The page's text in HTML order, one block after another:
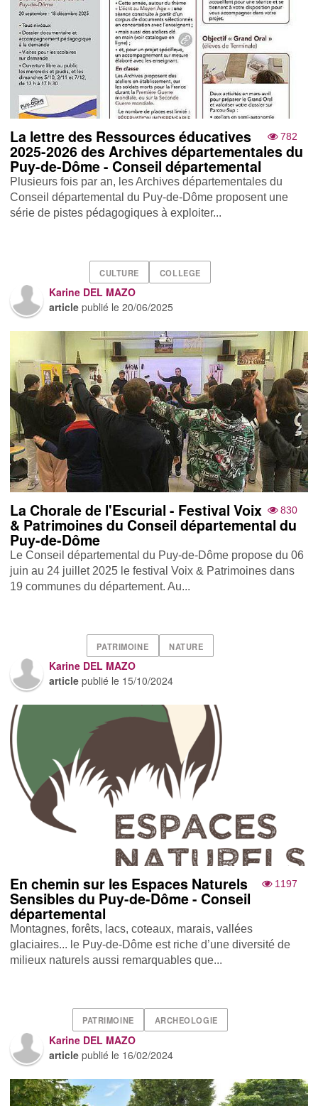
782
La lettre des Ressources éducatives
2025-2026 des Archives départementales du
Puy-de-Dôme - Conseil départemental
Plusieurs fois par an, les Archives départementales du
Conseil départemental du Puy-de-Dôme proposent une
série de pistes pédagogiques à exploiter...
CULTURE COLLEGE
Karine DEL MAZO
article publié le20/06/2025
830
La Chorale de l'Escurial - Festival Voix
& Patrimoines du Conseil départemental du
Puy-de-Dôme
Le Conseil départemental du Puy-de-Dôme propose du 06
juin au 24 juillet 2025 le festival Voix & Patrimoines dans
19 communes du département. Au...
PATRIMOINE NATURE
Karine DEL MAZO
article publié le 15/10/2024
1197
En chemin sur les Espaces Naturels
Sensibles du Puy-de-Dôme - Conseil
départemental
Montagnes, forêts, lacs, coteaux, marais, vallées
glaciaires... le Puy-de-Dôme est riche d’une diversité de
milieux naturels aussi remarquables que...
PATRIMOINE ARCHEOLOGIE
Karine DEL MAZO
article publié le 16/02/2024